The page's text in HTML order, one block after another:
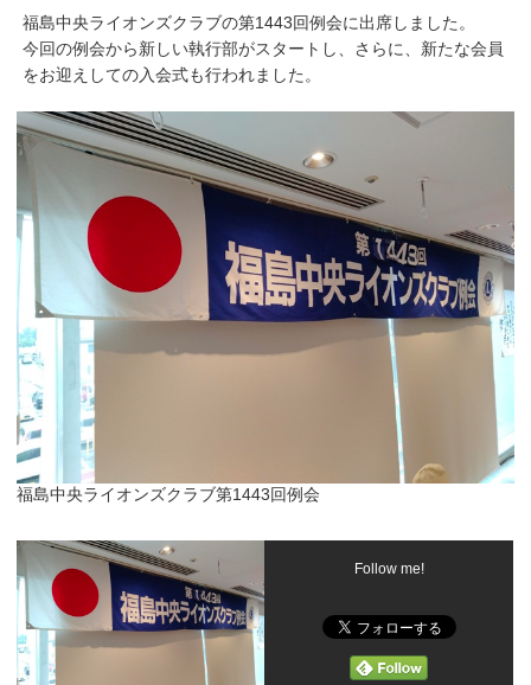
福島中央ライオンズクラブの第1443回例会に出席しました。
今回の例会から新しい執行部がスタートし、さらに、新たな会員
をお迎えしての入会式も行われました。
福島中央ライオンズクラブ第1443回例会
Follow me!